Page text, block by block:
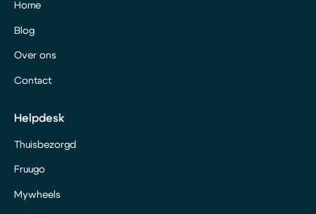
Home
Blog
Over ons
Contact
Helpdesk
Thuisbezorgd
Fruugo
Mywheels